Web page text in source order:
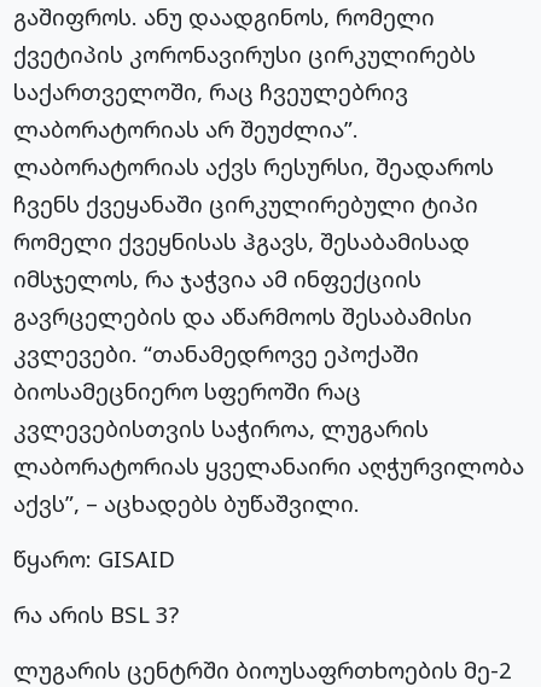
გაშიფროს. ანუ დაადგინოს, რომელი
ქვეტიპის კორონავირუსი ცირკულირებს
საქართველოში, რაც ჩვეულებრივ
ლაბორატორიას არ შეუძლია”.
ლაბორატორიას აქვს რესურსი, შეადაროს
ჩვენს ქვეყანაში ცირკულირებული ტიპი
რომელი ქვეყნისას ჰგავს, შესაბამისად
იმსჯელოს, რა ჯაჭვია ამ ინფექციის
გავრცელების და აწარმოოს შესაბამისი
კვლევები. “თანამედროვე ეპოქაში
ბიოსამეცნიერო სფეროში რაც
კვლევებისთვის საჭიროა, ლუგარის
ლაბორატორიას ყველანაირი აღჭურვილობა
აქვს”, – აცხადებს ბუწაშვილი.
წყარო: GISAID
რა არის BSL 3?
ლუგარის ცენტრში ბიოუსაფრთხოების მე-2